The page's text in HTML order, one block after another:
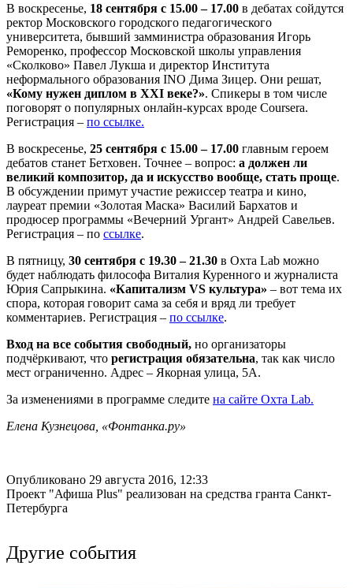
В воскресенье, 18 сентября с 15.00 – 17.00 в дебатах сойдутся
ректор Московского городского педагогического
университета, бывший замминистра образования Игорь
Реморенко, профессор Московской школы управления
«Сколково» Павел Лукша и директор Института
неформального образования INO Дима Зицер. Они решат,
«Кому нужен диплом в XXI веке?». Спикеры в том числе
поговорят о популярных онлайн-курсах вроде Coursera.
Регистрация – по ссылке.
В воскресенье, 25 сентября с 15.00 – 17.00 главным героем
дебатов станет Бетховен. Точнее – вопрос: а должен ли
великий композитор, да и искусство вообще, стать проще.
В обсуждении примут участие режиссер театра и кино,
лауреат премии «Золотая Маска» Василий Бархатов и
продюсер программы «Вечерний Ургант» Андрей Савельев.
Регистрация – по ссылке.
В пятницу, 30 сентября с 19.30 – 21.30 в Охта Lab можно
будет наблюдать философа Виталия Куренного и журналиста
Юрия Сапрыкина. «Капитализм VS культура» – вот тема их
спора, которая говорит сама за себя и вряд ли требует
комментариев. Регистрация – по ссылке.
Вход на все события свободный, но организаторы
подчёркивают, что регистрация обязательна, так как число
мест ограниченно. Адрес – Якорная улица, 5А.
За изменениями в программе следите на сайте Охта Lab.
Елена Кузнецова, «Фонтанка.ру»
Опубликовано 29 августа 2016, 12:33
Проект "Афиша Plus" реализован на средства гранта Санкт-
Петербурга
Другие события